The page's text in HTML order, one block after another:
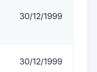
30/12/1999
30/12/1999